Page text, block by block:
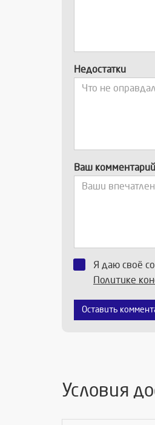
Недостатки
Ваш комментарий
Я даю своё
Политике
Оставить
Условия